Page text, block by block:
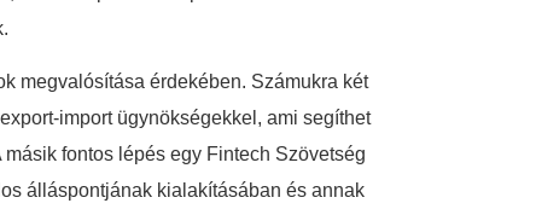
megvalósítása érdekében. Számukra két
import ügynökségekkel, ami segíthet
fontos lépés egy Fintech Szövetség
álláspontjának kialakításában és annak